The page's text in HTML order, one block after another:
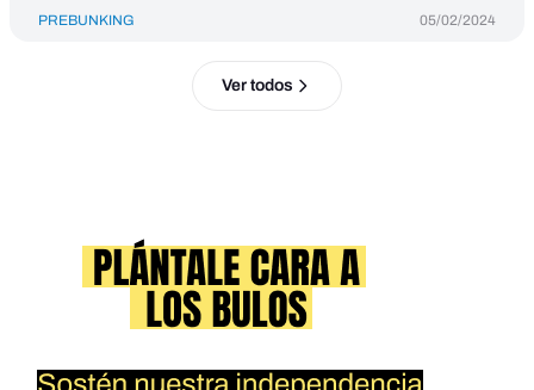
PREBUNKING 05/02/2024
Ver todos